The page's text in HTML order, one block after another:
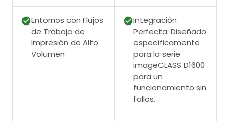
Entornos con Flujos
de Trabajo de
Impresión de Alto
Volumen
Integración
Perfecta: Diseñado
específicamente
para la serie
imageCLASS D1600
para un
funcionamiento sin
fallos.